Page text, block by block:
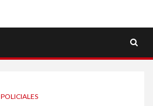
POLICIALES